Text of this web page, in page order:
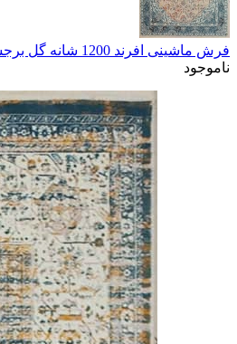
فرش ماشینی افرند 1200 شانه گل برجسته زمینه نقره ای کد 1506
ناموجود